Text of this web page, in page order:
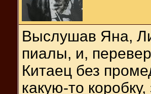
Выслушав Яна,
пиалы, и,
Китаец без
какую-то